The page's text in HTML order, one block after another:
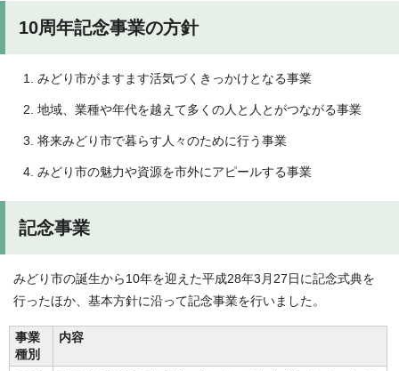
10周年記念事業の方針
みどり市がますます活気づくきっかけとなる事業
地域、業種や年代を越えて多くの人と人とがつながる事業
将来みどり市で暮らす人々のために行う事業
みどり市の魅力や資源を市外にアピールする事業
記念事業
みどり市の誕生から10年を迎えた平成28年3月27日に記念式典を
行ったほか、基本方針に沿って記念事業を行いました。
事業
種別
内容